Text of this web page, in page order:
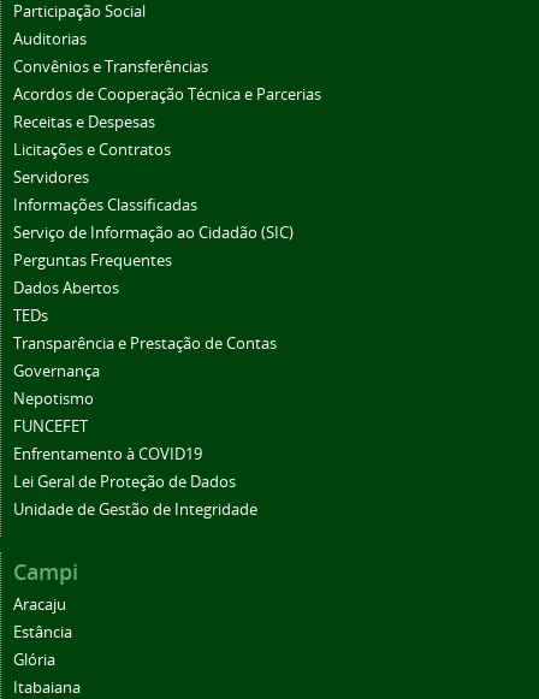
Participação Social
Auditorias
Convênios e Transferências
Acordos de Cooperação Técnica e Parcerias
Receitas e Despesas
Licitações e Contratos
Servidores
Informações Classificadas
Serviço de Informação ao Cidadão (SIC)
Perguntas Frequentes
Dados Abertos
TEDs
Transparência e Prestação de Contas
Governança
Nepotismo
FUNCEFET
Enfrentamento à COVID19
Lei Geral de Proteção de Dados
Unidade de Gestão de Integridade
Campi
Aracaju
Estância
Glória
Itabaiana